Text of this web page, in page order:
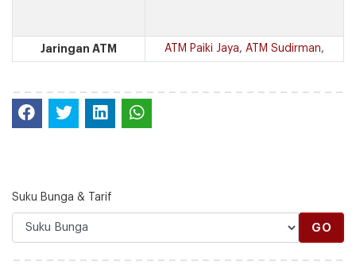
Jaringan ATM ATM Paiki Jaya, ATM Sudirman,
Suku Bunga & Tarif
GO